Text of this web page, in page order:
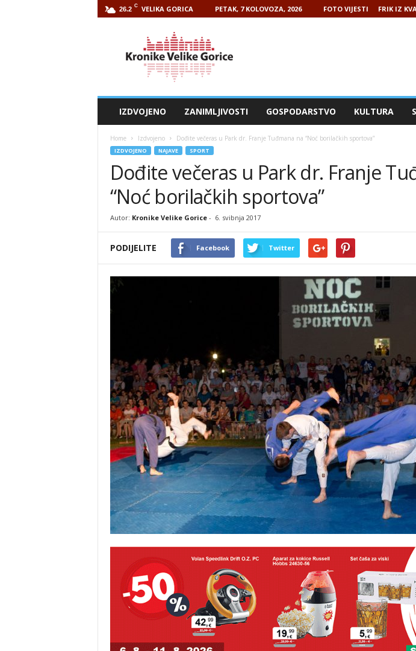
26.2 C VELIKA GORICA PETAK, 7 KOLOVOZA, 2026 FOTO VIJESTI FRIK IZ
IZDVOJENO ZANIMLJIVOSTI GOSPODARSTVO KULTURA
Home Izdvojeno Dođite večeras u Park dr. Franje Tuđmana na “Noć borilačkih sportova”
IZDVOJENO NAJAVE SPORT
Dođite večeras u Park dr. Franje
“Noć borilačkih sportova”
Autor: Kronike Velike Gorice- 6. svibnja 2017
PODIJELITE Facebook Twitter